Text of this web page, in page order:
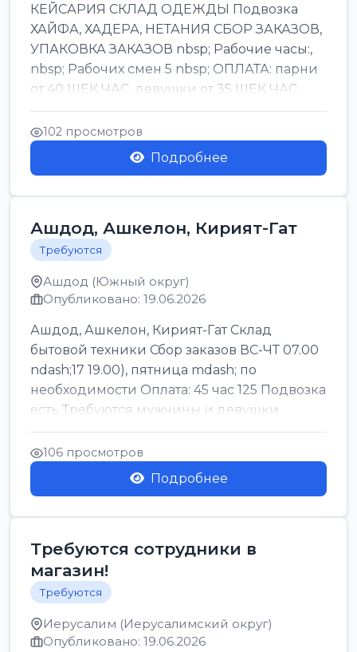
КЕЙСАРИЯ СКЛАД ОДЕЖДЫ Подвозка
ХАЙФА, ХАДЕРА, НЕТАНИЯ СБОР ЗАКАЗОВ,
УПАКОВКА ЗАКАЗОВ nbsp; Рабочие часы:,
nbsp; Рабочих смен 5 nbsp; ОПЛАТА: парни
от 40 ШЕК ЧАС, девушки от 35 ШЕК ЧАС
БОНУСЫ 1500 ШЕК ...
102 просмотров
Подробнее
Ашдод, Ашкелон, Кирият-Гат
Требуются
Ашдод (Южный округ)
Опубликовано: 19.06.2026
Ашдод, Ашкелон, Кирият-Гат Склад
бытовой техники Сбор заказов ВС-ЧТ 07.00
ndash;17 19.00), пятница mdash; по
необходимости Оплата: 45 час 125 Подвозка
есть Требуются мужчины и девушки
Только официальн...
106 просмотров
Подробнее
Требуются сотрудники в
магазин!
Требуются
Иерусалим (Иерусалимский округ)
Опубликовано: 19.06.2026